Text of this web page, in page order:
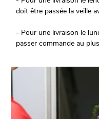
doit être passée la veille
- Pour une livraison le
passer commande au